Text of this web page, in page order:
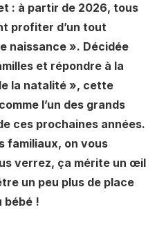
: à partir de 2026, tous
profiter d’un tout
naissance ». Décidée
et répondre à la
la natalité », cette
l’un des grands
ces prochaines années.
familiaux, on vous
verrez, ça mérite un œil
un peu plus de place
bébé !